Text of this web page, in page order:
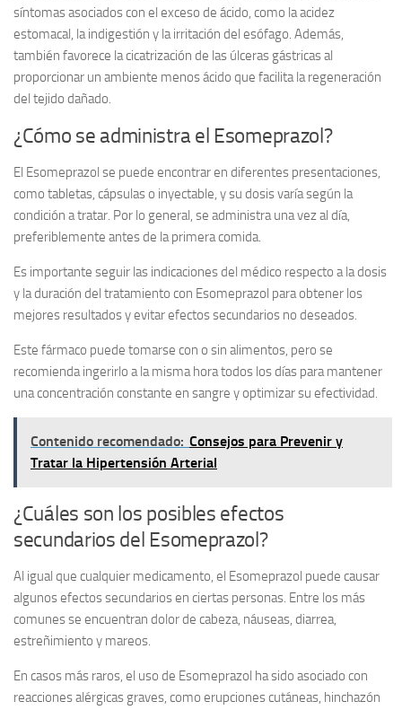
síntomas asociados con el exceso de ácido, como la acidez
estomacal, la indigestión y la irritación del esófago. Además,
también favorece la cicatrización de las úlceras gástricas al
proporcionar un ambiente menos ácido que facilita la regeneración
del tejido dañado.
¿Cómo se administra el Esomeprazol?
El Esomeprazol se puede encontrar en diferentes presentaciones,
como tabletas, cápsulas o inyectable, y su dosis varía según la
condición a tratar. Por lo general, se administra una vez al día,
preferiblemente antes de la primera comida.
Es importante seguir las indicaciones del médico respecto a la dosis
y la duración del tratamiento con Esomeprazol para obtener los
mejores resultados y evitar efectos secundarios no deseados.
Este fármaco puede tomarse con o sin alimentos, pero se
recomienda ingerirlo a la misma hora todos los días para mantener
una concentración constante en sangre y optimizar su efectividad.
Contenido recomendado: Consejos para Prevenir y
Tratar la Hipertensión Arterial
¿Cuáles son los posibles efectos
secundarios del Esomeprazol?
Al igual que cualquier medicamento, el Esomeprazol puede causar
algunos efectos secundarios en ciertas personas. Entre los más
comunes se encuentran dolor de cabeza, náuseas, diarrea,
estreñimiento y mareos.
En casos más raros, el uso de Esomeprazol ha sido asociado con
reacciones alérgicas graves, como erupciones cutáneas, hinchazón